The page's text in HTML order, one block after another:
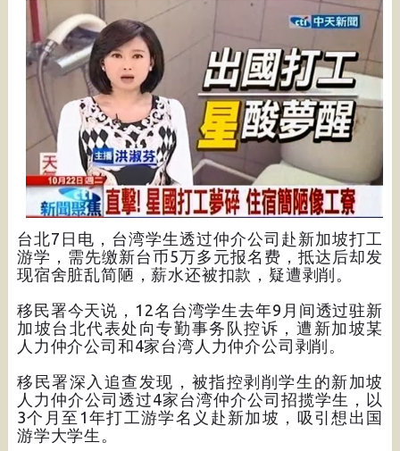
台北7日电，台湾学生透过仲介公司赴新加坡打工
游学，需先缴新台币5万多元报名费，抵达后却发
现宿舍脏乱简陋，薪水还被扣款，疑遭剥削。
移民署今天说，12名台湾学生去年9月间透过驻新
加坡台北代表处向专勤事务队控诉，遭新加坡某
人力仲介公司和4家台湾人力仲介公司剥削。
移民署深入追查发现，被指控剥削学生的新加坡
人力仲介公司透过4家台湾仲介公司招揽学生，以
3个月至1年打工游学名义赴新加坡，吸引想出国
游学大学生。